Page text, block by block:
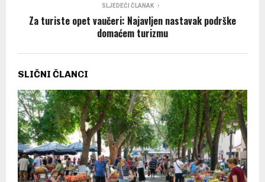
SLJEDEĆI ČLANAK
Za turiste opet vaučeri: Najavljen nastavak podrške
domaćem turizmu
SLIČNI ČLANCI